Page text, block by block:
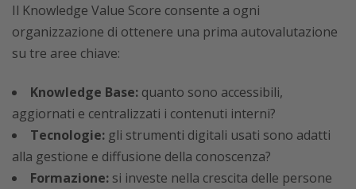
Il Knowledge Value Score consente a ogni
organizzazione di ottenere una prima autovalutazione
su tre aree chiave:
Knowledge Base: quanto sono accessibili,
aggiornati e centralizzati i contenuti interni?
Tecnologie: gli strumenti digitali usati sono adatti
alla gestione e diffusione della conoscenza?
Formazione: si investe nella crescita delle persone